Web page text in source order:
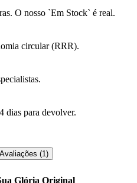
O nosso `Em Stock` é real.
circular (RRR).
dias para devolver.
Avaliações (1)
Glória Original